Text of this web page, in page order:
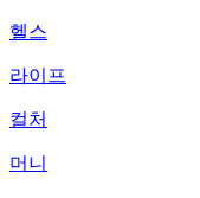
헬스
라이프
컬처
머니